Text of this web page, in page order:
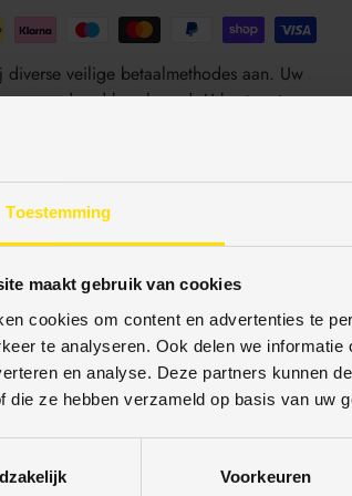
Toestemming
maakt gebruik van cookies
cookies om content en advertenties te
te analyseren. Ook delen we
en analyse. Deze partners kunnen
die ze hebben verzameld op basis van uw
Voorkeuren
veilige betaalmethodes aan. Uw
beschermd. U kunt met